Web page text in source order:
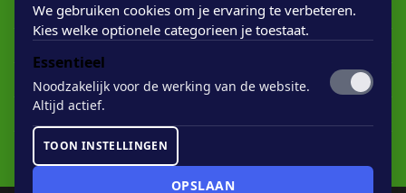
Rigostep Skylt
Rubio Monocoat Oil Plus 2c
Houten vloer lak
Floorservice Onderhoudsolie
Rubio Monocoat Soap
We gebruiken cookies om je ervaring te verbeteren.
Kies welke optionele categorieen je toestaat.
Essentieel
Noodzakelijk voor de werking van de website.
Altijd actief.
TOON INSTELLINGEN
OPSLAAN